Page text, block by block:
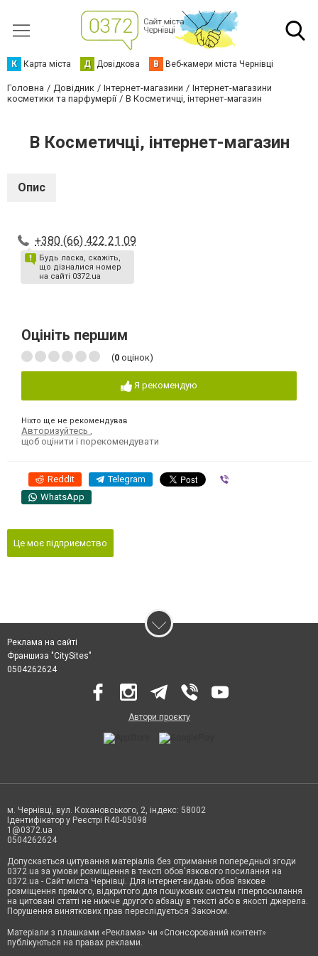
К Карта міста Д Довідкова В Веб-камери міста Чернівці
Головна Довідник Інтернет-магазини
Інтернет-магазини
косметики та парфумерії
В Косметичці, інтернет-магазин
В Косметичці, інтернет-магазин
Опис
+380 (66) 422 21 09
Будь ласка, скажіть,
що дізналися номер
на сайті 0372.ua
Оцініть першим
(0 оцінок)
Я рекомендую
Ніхто ще не рекомендував
Авторизуйтесь
щоб оцінити і порекомендувати
Reddit Telegram
WhatsApp
Це моє підприємство
Реклама на сайті
Франшиза "CitySites"
0504262624
Автори проєкту
м. Чернівці, вул. Кохановського, 2, індекс: 58002
Ідентифікатор у Реєстрі R40-05098
1@0372.ua
0504262624
Допускається цитування матеріалів без отримання попередньої згоди
0372.ua за умови розміщення в тексті обов'язкового посилання на
0372.ua - Сайт міста Чернівці. Для інтернет-видань обов'язкове
розміщення прямого, відкритого для пошукових систем гіперпосилання
на цитовані статті не нижче другого абзацу в тексті або в якості джерела.
Порушення виняткових прав переслідується Законом.
Матеріали з плашками «Реклама» чи «Спонсорований контент»
публікуються на правах реклами.